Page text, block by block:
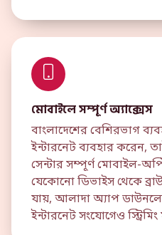
মোবাইলে সম্পূর্ণ অ্যাক্সেস
বাংলাদেশের বেশিরভাগ
ইন্টারনেট ব্যবহার করেন,
সেন্টার সম্পূর্ণ মোবাইল-
যেকোনো ডিভাইস থেকে
যায়, আলাদা অ্যাপ
ইন্টারনেট সংযোগেও